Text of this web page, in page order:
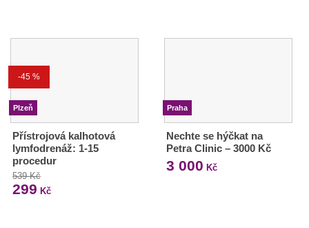
-45 %
Plzeň
Přístrojová kalhotová
lymfodrenáž: 1-15
procedur
539 Kč
299 Kč
Praha
Nechte se hýčkat na
Petra Clinic – 3000 Kč
3 000 Kč